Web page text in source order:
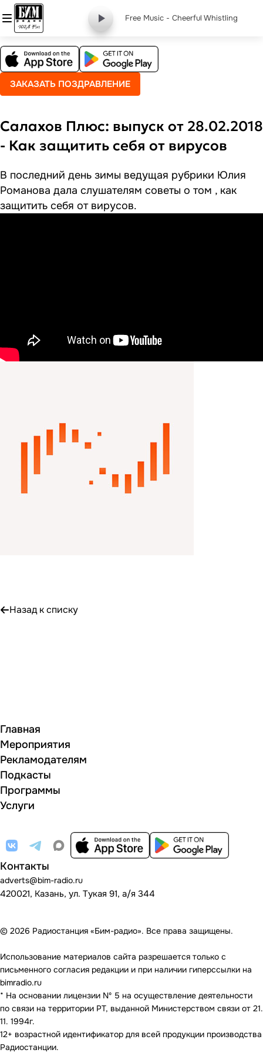
Free Music - Cheerful Whistling
ЗАКАЗАТЬ ПОЗДРАВЛЕНИЕ
Салахов Плюс: выпуск от 28.02.2018
- Как защитить себя от вирусов
В последний день зимы ведущая рубрики Юлия
Романова дала слушателям советы о том , как
защитить себя от вирусов.
Назад к списку
Главная
Мероприятия
Рекламодателям
Подкасты
Программы
Услуги
Контакты
adverts@bim-radio.ru
420021, Казань, ул. Тукая 91, а/я 344
© 2026 Радиостанция «Бим-радио». Все права защищены.
Использование материалов сайта разрешается только с
письменного согласия редакции и при наличии гиперссылки на
bimradio.ru
* На основании лицензии Nº 5 на осуществление деятельности
по связи на территории РТ, выданной Министерством связи от 21.
11. 1994г.
12+ возрастной идентификатор для всей продукции производства
Радиостанции.